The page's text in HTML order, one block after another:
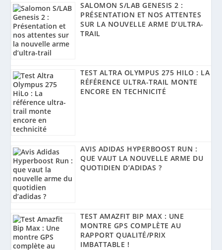
SALOMON S/LAB GENESIS 2 :
PRÉSENTATION ET NOS ATTENTES
SUR LA NOUVELLE ARME D’ULTRA-
TRAIL
TEST ALTRA OLYMPUS 275 HILO : LA
RÉFÉRENCE ULTRA-TRAIL MONTE
ENCORE EN TECHNICITÉ
AVIS ADIDAS HYPERBOOST RUN :
QUE VAUT LA NOUVELLE ARME DU
QUOTIDIEN D’ADIDAS ?
TEST AMAZFIT BIP MAX : UNE
MONTRE GPS COMPLÈTE AU
RAPPORT QUALITÉ/PRIX
IMBATTABLE !